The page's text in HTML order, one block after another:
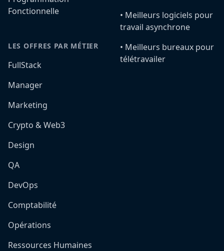
Fonctionnelle
LES OFFRES PAR MÉTIER
FullStack
Manager
Marketing
Crypto & Web3
Design
QA
DevOps
Comptabilité
Opérations
Ressources Humaines
•️ Meilleurs logiciels pour
travail asynchrone
•️ Meilleurs bureaux pour
télétravailer